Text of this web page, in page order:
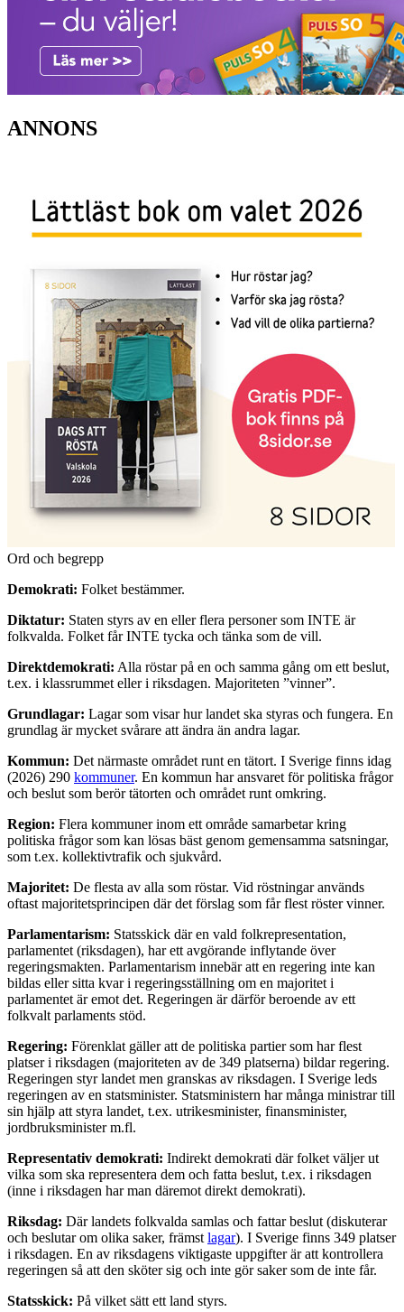
ANNONS
Ord och begrepp
Demokrati: Folket bestämmer.
Diktatur: Staten styrs av en eller flera personer som INTE är
folkvalda. Folket får INTE tycka och tänka som de vill.
Direktdemokrati: Alla röstar på en och samma gång om ett beslut,
t.ex. i klassrummet eller i riksdagen. Majoriteten ”vinner”.
Grundlagar: Lagar som visar hur landet ska styras och fungera. En
grundlag är mycket svårare att ändra än andra lagar.
Kommun: Det närmaste området runt en tätort. I Sverige finns idag
(2026) 290 kommuner. En kommun har ansvaret för politiska frågor
och beslut som berör tätorten och området runt omkring.
Region: Flera kommuner inom ett område samarbetar kring
politiska frågor som kan lösas bäst genom gemensamma satsningar,
som t.ex. kollektivtrafik och sjukvård.
Majoritet: De flesta av alla som röstar. Vid röstningar används
oftast majoritetsprincipen där det förslag som får flest röster vinner.
Parlamentarism: Statsskick där en vald folkrepresentation,
parlamentet (riksdagen), har ett avgörande inflytande över
regeringsmakten. Parlamentarism innebär att en regering inte kan
bildas eller sitta kvar i regeringsställning om en majoritet i
parlamentet är emot det. Regeringen är därför beroende av ett
folkvalt parlaments stöd.
Regering: Förenklat gäller att de politiska partier som har flest
platser i riksdagen (majoriteten av de 349 platserna) bildar regering.
Regeringen styr landet men granskas av riksdagen. I Sverige leds
regeringen av en statsminister. Statsministern har många ministrar till
sin hjälp att styra landet, t.ex. utrikesminister, finansminister,
jordbruksminister m.fl.
Representativ demokrati: Indirekt demokrati där folket väljer ut
vilka som ska representera dem och fatta beslut, t.ex. i riksdagen
(inne i riksdagen har man däremot direkt demokrati).
Riksdag: Där landets folkvalda samlas och fattar beslut (diskuterar
och beslutar om olika saker, främst lagar). I Sverige finns 349 platser
i riksdagen. En av riksdagens viktigaste uppgifter är att kontrollera
regeringen så att den sköter sig och inte gör saker som de inte får.
Statsskick: På vilket sätt ett land styrs.